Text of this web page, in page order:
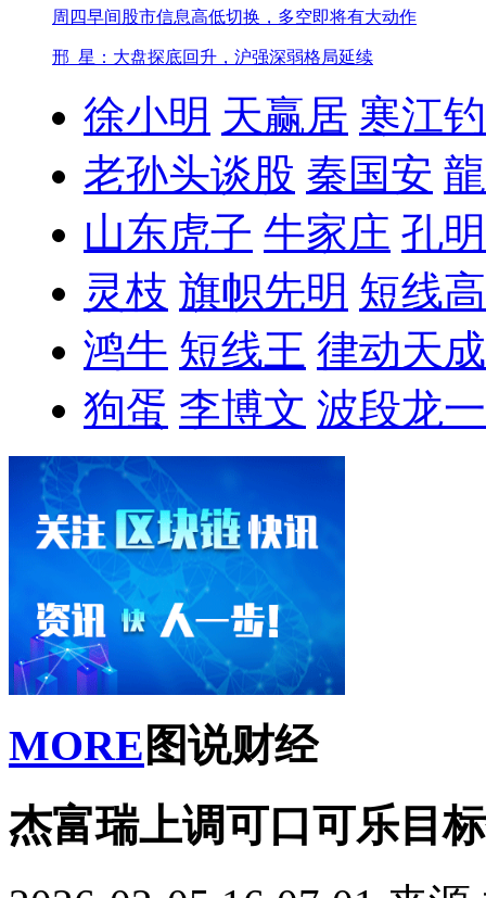
周四早间股市信息高低切换，多空即将有大动作
邢_星：大盘探底回升，沪强深弱格局延续
徐小明 天赢居 寒江
老孙头谈股 秦国安
山东虎子 牛家庄 孔
灵枝 旗帜先明 短线
鸿牛 短线王 律动天成
狗蛋 李博文 波段龙一
MORE 图说财经
杰富瑞上调可口可乐目